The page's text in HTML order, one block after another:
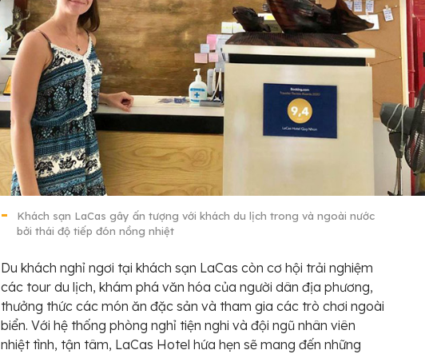
Khách sạn LaCas gây ấn tượng với khách du lịch trong và ngoài nước
bởi thái độ tiếp đón nồng nhiệt
Du khách nghỉ ngơi tại khách sạn LaCas còn cơ hội trải nghiệm
các tour du lịch, khám phá văn hóa của người dân địa phương,
thưởng thức các món ăn đặc sản và tham gia các trò chơi ngoài
biển. Với hệ thống phòng nghỉ tiện nghi và đội ngũ nhân viên
nhiệt tình, tận tâm, LaCas Hotel hứa hẹn sẽ mang đến những